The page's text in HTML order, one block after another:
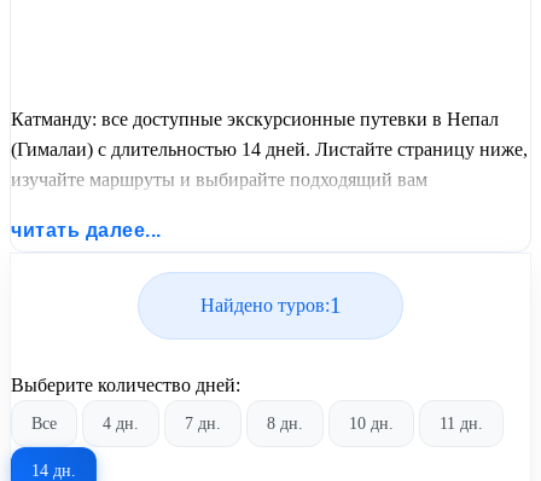
Катманду: все доступные экскурсионные путевки в Непал
(Гималаи) с длительностью 14 дней. Листайте страницу ниже,
изучайте маршруты и выбирайте подходящий вам
United Travel Systems.
читать далее...
Найдено туров:1
Выберите количество дней:
Все 4 дн. 7 дн. 8 дн. 10 дн. 11 дн.
14 дн.